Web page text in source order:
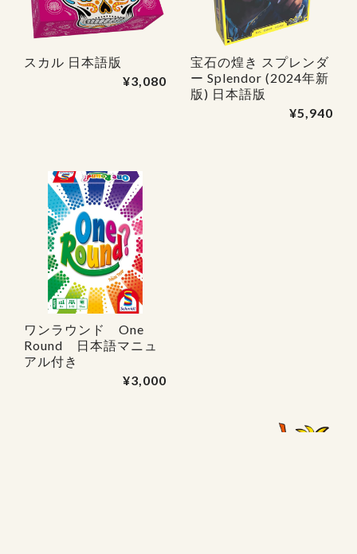
スカル 日本語版
¥3,080
宝石の煌き スプレンダ
ー Splendor (2024年新
版) 日本語版
¥5,940
ワンラウンド One
Round 日本語マニュ
アル付き
¥3,000